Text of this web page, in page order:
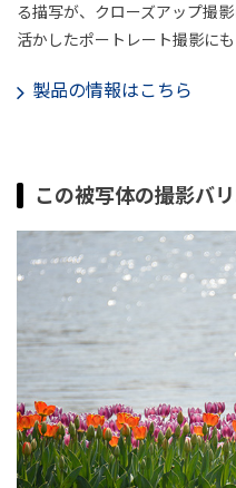
る描写が、クローズアップ撮
活かしたポートレート撮影にも
製品の情報はこちら
この被写体の撮影バ